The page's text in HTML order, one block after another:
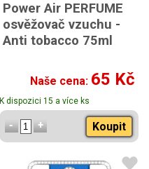
Power Air PERFUME
osvěžovač vzuchu -
Anti tobacco 75ml
Naše cena: 65 Kč
K dispozici 15 a více ks
Koupit